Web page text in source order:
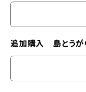
追加購入 島とうが